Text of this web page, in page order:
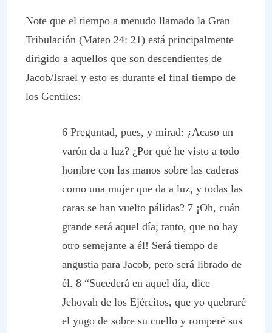
Note que el tiempo a menudo llamado la Gran
Tribulación (Mateo 24: 21) está principalmente
dirigido a aquellos que son descendientes de
Jacob/Israel y esto es durante el final tiempo de
los Gentiles:
6 Preguntad, pues, y mirad: ¿Acaso un
varón da a luz? ¿Por qué he visto a todo
hombre con las manos sobre las caderas
como una mujer que da a luz, y todas las
caras se han vuelto pálidas? 7 ¡Oh, cuán
grande será aquel día; tanto, que no hay
otro semejante a él! Será tiempo de
angustia para Jacob, pero será librado de
él. 8 “Sucederá en aquel día, dice
Jehovah de los Ejércitos, que yo quebraré
el yugo de sobre su cuello y romperé sus